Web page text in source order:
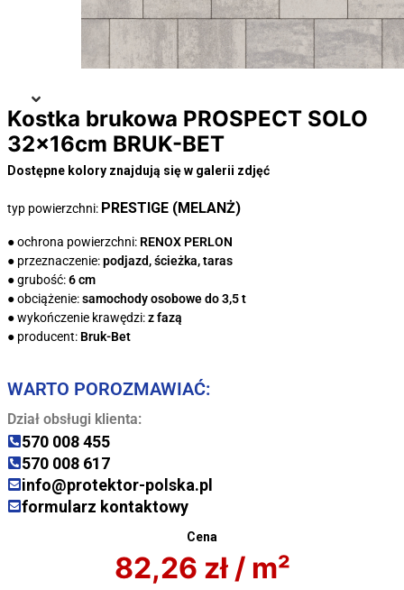
Kostka brukowa PROSPECT SOLO
32x16cm BRUK-BET
Dostępne kolory znajdują się w galerii zdjęć
typ powierzchni: PRESTIGE (MELANŻ)
● ochrona powierzchni: RENOX PERLON
● przeznaczenie:podjazd, ścieżka, taras
● grubość:6 cm
● obciążenie:samochody osobowe do 3,5 t
● wykończenie krawędzi:z fazą
● producent: Bruk-Bet
WARTO POROZMAWIAĆ:
Dział obsługi klienta:
570 008 455
570 008 617
info@protektor-polska.pl
formularz kontaktowy
Cena
82,26 zł / m²